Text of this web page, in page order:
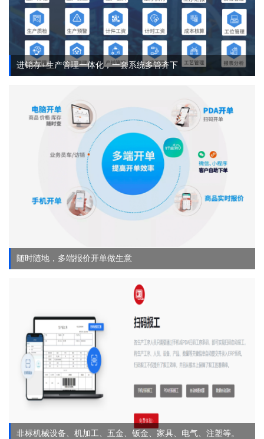
进销存+生产管理一体化，一套系统多管齐下
随时随地，多端报价开单做生意
非标机械设备、机加工、五金、钣金、家具、电气、注塑等。